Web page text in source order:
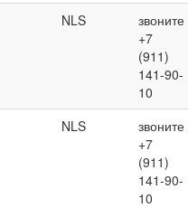
NLS
звоните
+7
(911)
141-90-
10
NLS
звоните
+7
(911)
141-90-
10